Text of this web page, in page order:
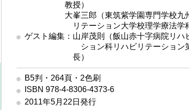
教授）
大峯三郎（東筑紫学園専門学校九
リテーション大学校理学療法学
ゲスト編集：山岸茂則（飯山赤十字病院リハ
ション科リハビリテーション
長）
B5判・264頁・2色刷
ISBN 978-4-8306-4373-6
2011年5月22日発行